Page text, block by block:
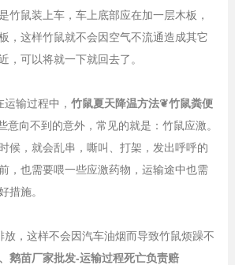
竹鼠装上车，车上底部应在加一层木板，
，这样竹鼠就不会因空气不流通造成其它
，可以将就一下就回去了。
输过程中， 竹鼠夏天降温方法❦竹鼠粪便
意向不到的意外，常见的就是：竹鼠应激。
候，就会乱串，嘶叫、打架，发出呼呼的
，也需要喂一些应激药物，运输途中也需
措施。
，这样不会因汽车油烟而导致竹鼠烦躁不
鹅苗厂家批发-运输过程死亡负责赔